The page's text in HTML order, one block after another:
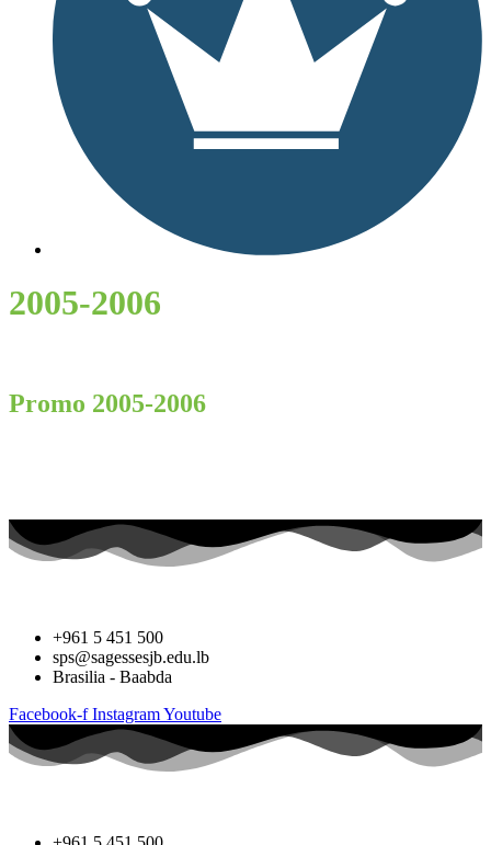
2005-2006
Promo 2005-2006
+961 5 451 500
sps@sagessesjb.edu.lb
Brasilia - Baabda
Facebook-f InstagramYoutube